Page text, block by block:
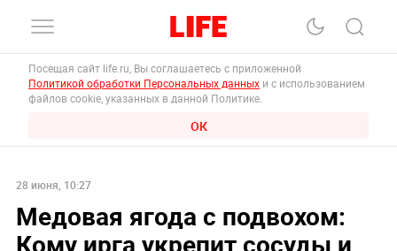
Посещая сайт life.ru, Вы соглашаетесь с приложенной
Политикой обработки Персональных данных и с использованием
файлов cookie, указанных в данной Политике.
ОК
28 июня, 10:27
Медовая ягода с подвохом:
Кому ирга укрепит сосуды и